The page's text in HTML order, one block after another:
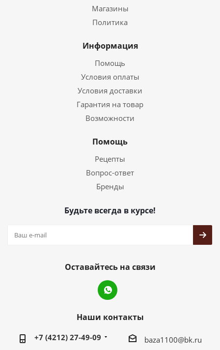
Магазины
Политика
Информация
Помощь
Условия оплаты
Условия доставки
Гарантия на товар
Возможности
Помощь
Рецепты
Вопрос-ответ
Бренды
Будьте всегда в курсе!
Оставайтесь на связи
Наши контакты
+7 (4212) 27-49-09 baza1100@bk.ru